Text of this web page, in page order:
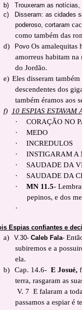
b)
Trouxeram as notícias,
c)
Disseram: as cidades
poderoso, cortaram
como também das
d)
Povo Os amalequitas
amorreus habitam na
do Jordão.
e) Eles disseram
descendentes dos
também éramos aos
f)
10 ESPIAS
·
CORAÇÃO NO
·
MEDO
·
INCREDULOS
·
INSTIGARAM A
·
SAUDADE DA
·
SAUDADE DA
·
MN 11.5-
pepinos, e dos
·
Espias confiantes e
a) V.30- Caleb Fala-
subiremos e a
ela.
b)
Cap. 14.6- E Josué,
terra, rasgaram as
V. 7 E falaram a
passamos a espiar é